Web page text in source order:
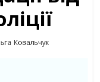
Ковальчук